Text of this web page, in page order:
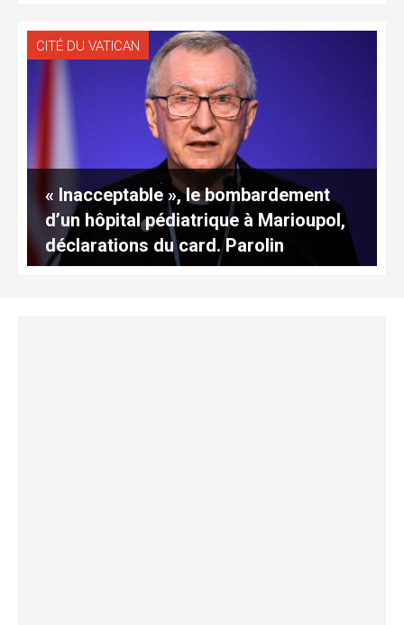
CITÉ DU VATICAN
« Inacceptable », le bombardement
d’un hôpital pédiatrique à Marioupol,
déclarations du card. Parolin